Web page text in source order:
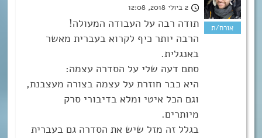
2 ביולי 2018, 12:08
תודה רבה על העבודה המעולה!
הרבה יותר כיף לקרוא בעברית מאשר
באנגלית.
סתם דעה שלי על הסדרה עצמה:
היא כבר חוזרת על עצמה בצורה מעצבנת,
וגם הכל איטי ומלא בדיבורי סרק
מיותרים.
בגלל זה מזל שיש את הסדרה גם בעברית